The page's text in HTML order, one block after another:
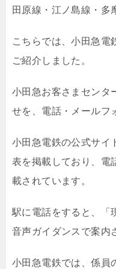
田原線・江ノ島線・多
こちらでは、小田急電
ご紹介しました。
小田急お客さまセンタ
せを、電話・メールフ
小田急電鉄の公式サイ
表を掲載しており、電
載されています。
駅に電話をすると、「
音声ガイダンスで案内
小田急電鉄では、係員